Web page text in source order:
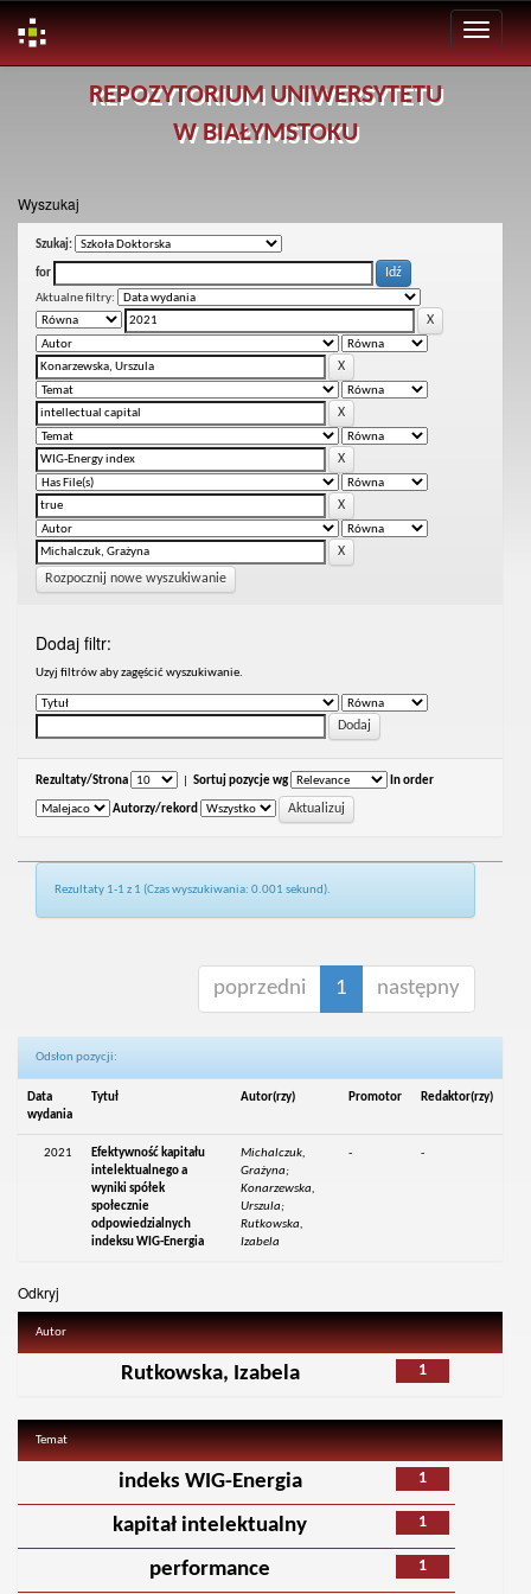
REPOZYTORIUM UNIWERSYTETU
W BIAŁYMSTOKU
Wyszukaj
Szukaj:
for
Aktualne filtry:
Rozpocznij nowe wyszukiwanie
Dodaj filtr:
Uzyj filtrów aby zagęścić wyszukiwanie.
Rezultaty/Strona Sortuj pozycje wg In order
Autorzy/rekord
Rezultaty 1-1 z 1 (Czas wyszukiwania: 0.001 sekund).
poprzedni 1 następny
Odsłon pozycji:
Data
wydania
Tytuł Autor(rzy) Promotor Redaktor(rzy)
2021
Efektywność kapitału
intelektualnego a
wyniki spółek
społecznie
odpowiedzialnych
indeksu WIG-Energia
Michalczuk,
Grażyna;
Konarzewska,
Urszula;
Rutkowska,
Izabela
- -
Odkryj
Autor
1
Rutkowska, Izabela
Temat
1
indeks WIG-Energia
1
kapitał intelektualny
1
performance